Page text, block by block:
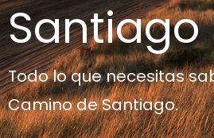
Santiago
Todo lo que necesitas
Camino de Santiago.